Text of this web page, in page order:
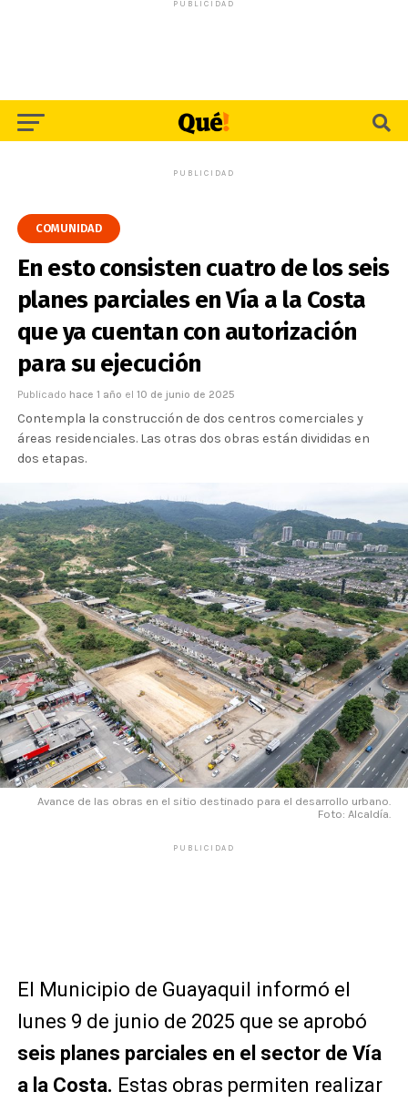
PUBLICIDAD
PUBLICIDAD
COMUNIDAD
En esto consisten cuatro de los seis
planes parciales en Vía a la Costa
que ya cuentan con autorización
para su ejecución
Publicado hace 1 año el 10 de junio de 2025
Contempla la construcción de dos centros comerciales y
áreas residenciales. Las otras dos obras están divididas en
dos etapas.
Avance de las obras en el sitio destinado para el desarrollo urbano.
Foto: Alcaldía.
PUBLICIDAD
El Municipio de Guayaquil informó el
lunes 9 de junio de 2025 que se aprobó
seis planes parciales en el sector de Vía
a la Costa. Estas obras permiten realizar